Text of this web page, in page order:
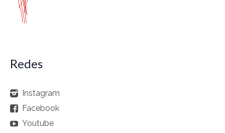
Redes
Instagram
Facebook
Youtube